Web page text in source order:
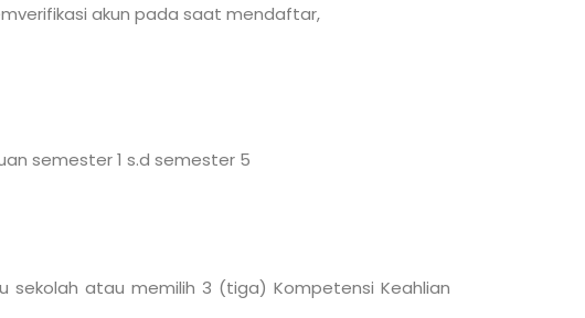
akun pada saat mendaftar,
semester 1 s.d semester 5
atau memilih 3 (tiga) Kompetensi Keahlian